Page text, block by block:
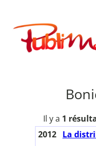
contenu
Publimath
Il y a 1
2012 La